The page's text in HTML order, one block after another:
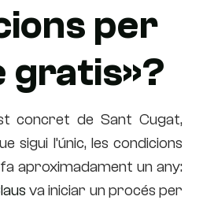
per
gratis»?
concret de Sant Cugat,
sigui l’únic, les condicions
aproximadament un any:
va iniciar un procés per